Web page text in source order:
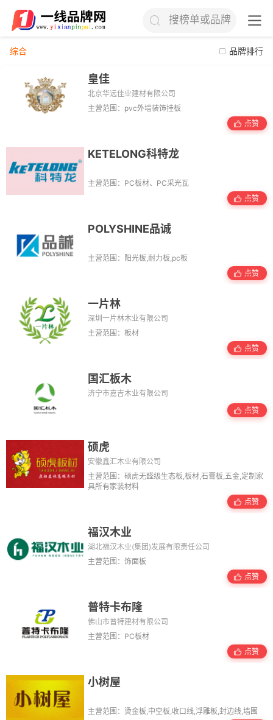
搜榜单或品牌
品牌排行
综合
皇佳
北京华远佳业建材有限公司
主营范围：pvc外墙装饰挂板
点赞
KETELONG科特龙
主营范围：PC板材、PC采光瓦
点赞
POLYSHINE品诚
主营范围：阳光板,耐力板,pc板
点赞
一片林
深圳一片林木业有限公司
主营范围：板材
点赞
国汇板木
济宁市嘉吉木业有限公司
点赞
硕虎
安徽鑫汇木业有限公司
主营范围：硕虎无醛级生态板,板材,石膏板,五金,定制家
具所有家装材料
点赞
福汉木业
湖北福汉木业(集团)发展有限责任公司
主营范围：饰面板
点赞
普特卡布隆
佛山市普特建材有限公司
主营范围：PC板材
点赞
小树屋
主营范围：烫金板,中空板,收口线,浮雕板,封边线,墙围